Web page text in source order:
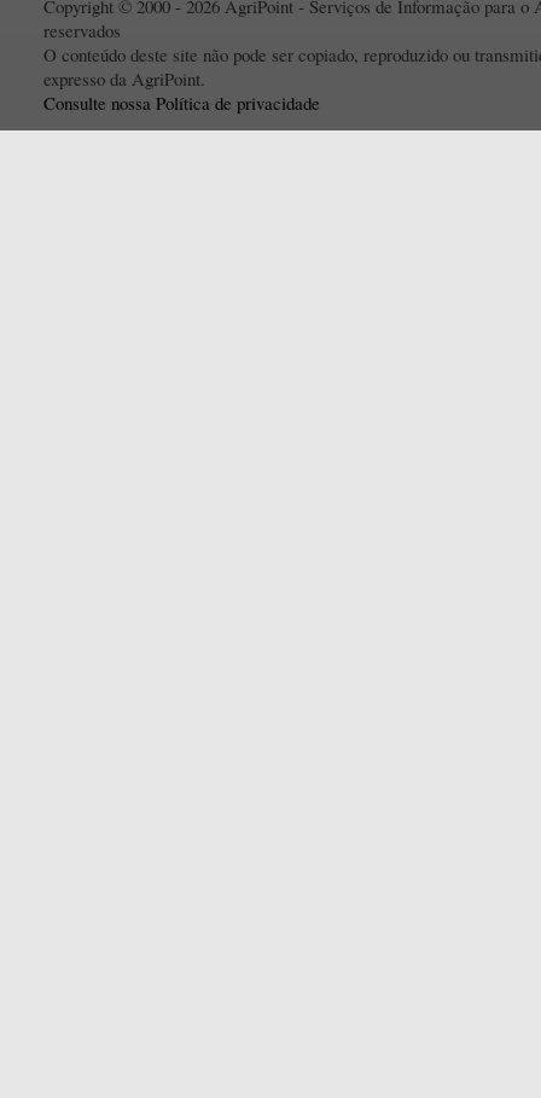
Copyright © 2000 - 2026 AgriPoint - Serviços de Informação para o
reservados
O conteúdo deste site não pode ser copiado, reproduzido ou
expresso da AgriPoint.
Consulte nossa Política de privacidade